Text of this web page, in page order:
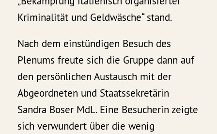
Kriminalität und Geldwäsche“ stand.
Nach dem einstündigen Besuch des
Plenums freute sich die Gruppe dann auf
den persönlichen Austausch mit der
Abgeordneten und Staatssekretärin
Sandra Boser MdL. Eine Besucherin zeigte
sich verwundert über die wenig